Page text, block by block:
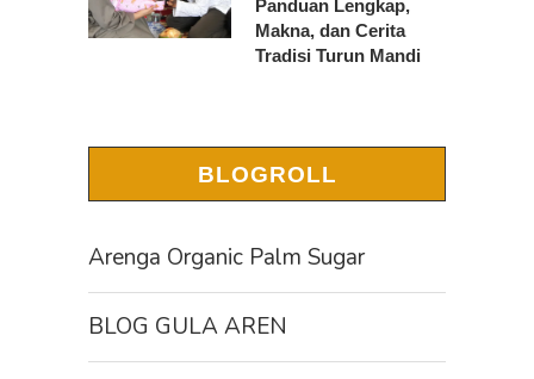
Panduan Lengkap,
Makna, dan Cerita
Tradisi Turun Mandi
BLOGROLL
Arenga Organic Palm Sugar
BLOG GULA AREN